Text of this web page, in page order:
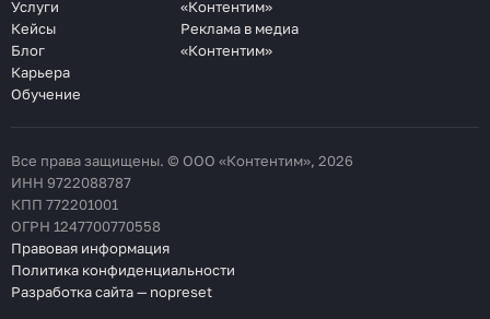
Услуги
Кейсы
Блог
Карьера
Обучение
«Контентим»
Реклама в медиа
«Контентим»
Все права защищены. © ООО «Контентим», 2026
ИНН 9722088787
КПП 772201001
ОГРН 1247700770558
Правовая информация
Политика конфиденциальности
Разработка сайта — nopreset